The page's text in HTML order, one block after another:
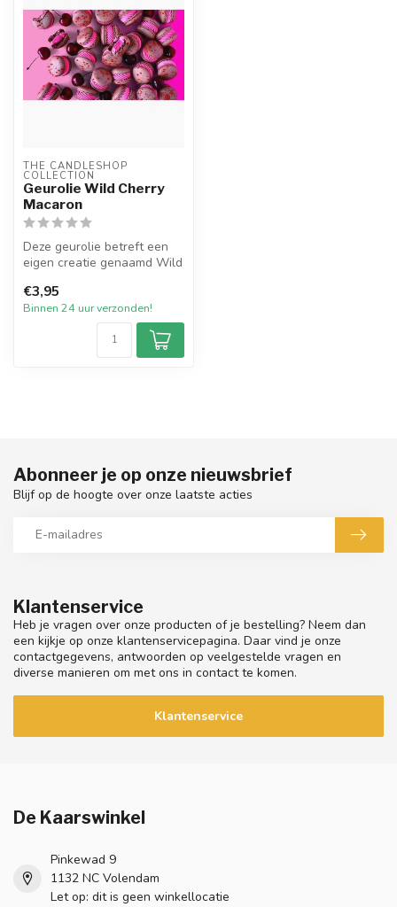
THE CANDLESHOP
COLLECTION
Geurolie Wild Cherry
Macaron
Deze geurolie betreft een
eigen creatie genaamd Wild
ze...
€3,95
Binnen 24 uur verzonden!
Klantenservice
Heb je vragen over onze producten of je bestelling? Neem dan
een kijkje op onze klantenservicepagina. Daar vind je onze
contactgegevens, antwoorden op veelgestelde vragen en
diverse manieren om met ons in contact te komen.
Klantenservice
Abonneer je op onze nieuwsbrief
Blijf op de hoogte over onze laatste acties
De Kaarswinkel
Pinkewad 9
1132 NC Volendam
Let op: dit is geen winkellocatie